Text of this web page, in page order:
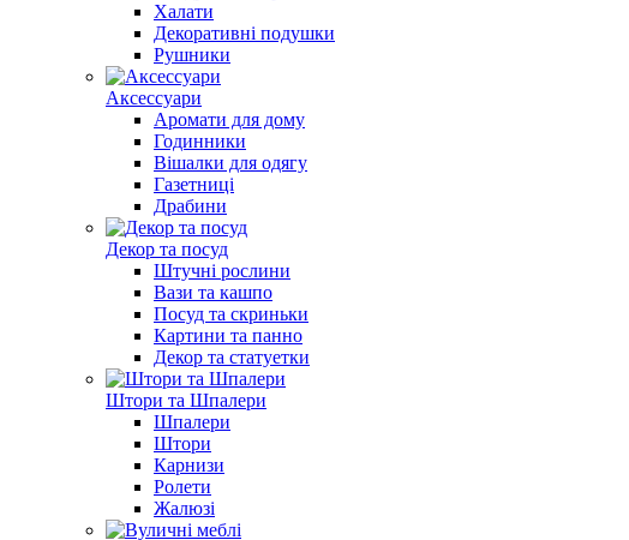
Халати
Декоративні подушки
Рушники
Аксессуари
Аромати для дому
Годинники
Вішалки для одягу
Газетниці
Драбини
Декор та посуд
Штучні рослини
Вази та кашпо
Посуд та скриньки
Картини та панно
Декор та статуетки
Штори та Шпалери
Шпалери
Штори
Карнизи
Ролети
Жалюзі